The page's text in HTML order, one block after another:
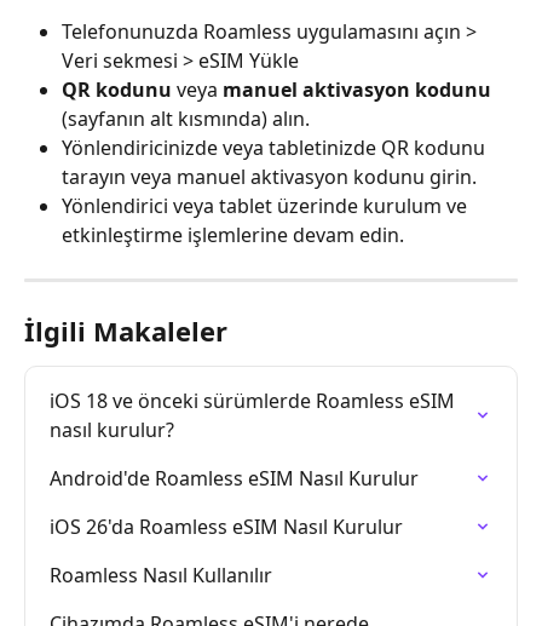
Telefonunuzda Roamless uygulamasını açın >
Veri sekmesi > eSIM Yükle
QR kodunu veya manuel aktivasyon kodunu
(sayfanın alt kısmında) alın.
Yönlendiricinizde veya tabletinizde QR kodunu
tarayın veya manuel aktivasyon kodunu girin.
Yönlendirici veya tablet üzerinde kurulum ve
etkinleştirme işlemlerine devam edin.
İlgili Makaleler
iOS 18 ve önceki sürümlerde Roamless eSIM
nasıl kurulur?
Android'de Roamless eSIM Nasıl Kurulur
iOS 26'da Roamless eSIM Nasıl Kurulur
Roamless Nasıl Kullanılır